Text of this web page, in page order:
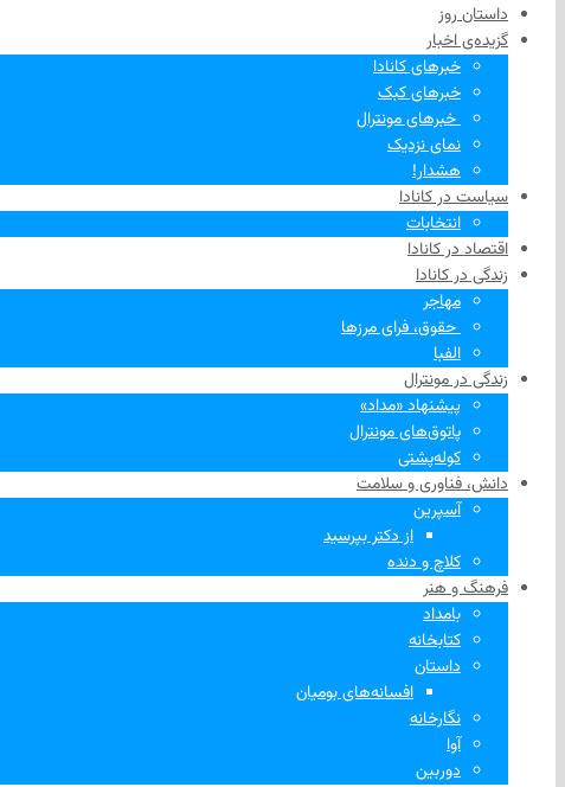
داستان روز
گزیده‌ی‌ اخبار
خبرهای کانادا
خبرهای کبک
‌ خبرهای مونترال
نمای نزدیک
هشدار!
سیاست در کانادا
انتخابات
اقتصاد در کانادا
زندگی در کانادا
مهاجر
‌ حقوق، فرای مرزها
الفبا
زندگی در مونترال
پیشنهاد «مداد»
پاتوق‌های مونترال
کوله‌پشتی
دانش، فناوری و سلامت
آسپرین
از دکتر بپرسید
کلاچ و دنده
فرهنگ و هنر
بامداد
کتابخانه
داستان
افسانه‌های بومیان
نگارخانه
آوا
دوربین